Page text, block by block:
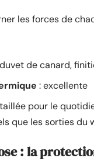
les forces de
de canard,
: excellente
pour le
que les sorties du
: la